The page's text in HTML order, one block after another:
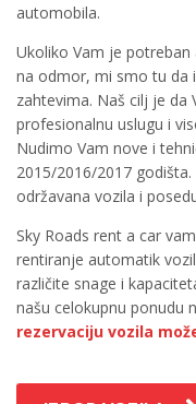
automobila.
Ukoliko Vam je
na odmor, mi smo tu da
zahtevima. Naš cilj je da
profesionalnu uslugu i
Nudimo Vam nove i
2015/2016/2017
održavana vozila i
Sky Roads rent a car
rentiranje automatik
različite snage i
našu celokupnu ponudu
rezervaciju vozila